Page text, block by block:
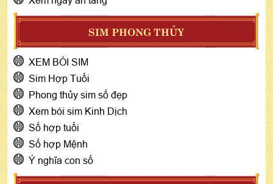
SIM PHONG THỦY
XEM BÓI SIM
Sim Hợp Tuổi
Phong thủy sim số đẹp
Xem bói sim Kinh Dịch
Số hợp tuổi
Số hợp Mệnh
Ý nghĩa con số